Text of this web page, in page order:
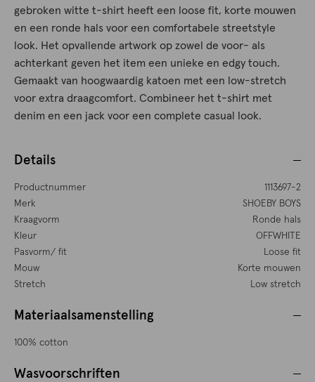
gebroken witte t-shirt heeft een loose fit, korte mouwen
en een ronde hals voor een comfortabele streetstyle
look. Het opvallende artwork op zowel de voor- als
achterkant geven het item een unieke en edgy touch.
Gemaakt van hoogwaardig katoen met een low-stretch
voor extra draagcomfort. Combineer het t-shirt met
denim en een jack voor een complete casual look.
Details
Productnummer
1113697-2
Merk
SHOEBY BOYS
Kraagvorm
Ronde hals
Kleur
OFFWHITE
Pasvorm/ fit
Loose fit
Mouw
Korte mouwen
Stretch
Low stretch
Materiaalsamenstelling
100% cotton
Wasvoorschriften